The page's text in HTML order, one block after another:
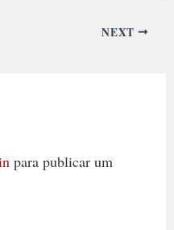
NEXT
para publicar um